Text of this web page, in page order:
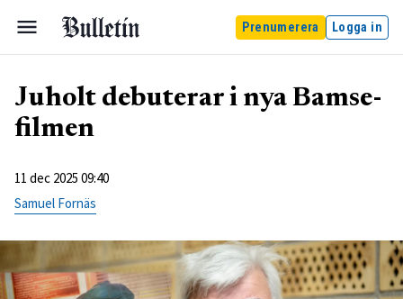
Prenumerera Logga in
Juholt debuterar i nya Bamse-
filmen
11 dec 2025 09:40
Samuel Fornäs